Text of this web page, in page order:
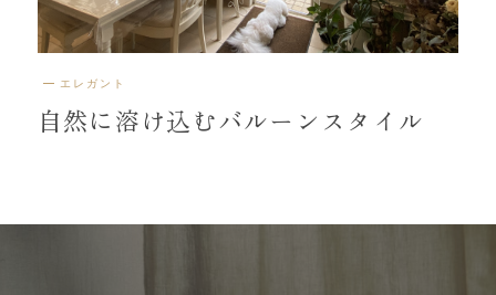
エレガント
自然に溶け込むバルーンスタイル